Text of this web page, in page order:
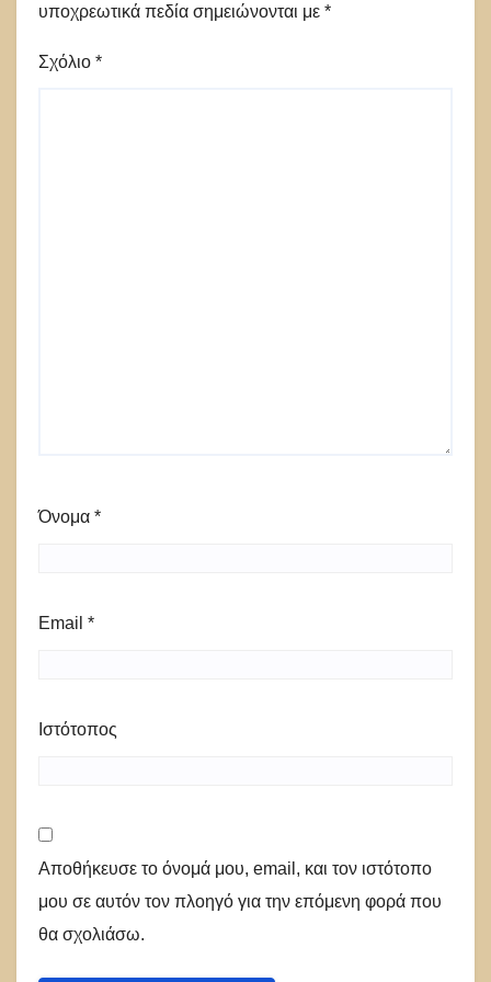
υποχρεωτικά πεδία σημειώνονται με *
Σχόλιο *
Όνομα *
Email *
Ιστότοπος
Αποθήκευσε το όνομά μου, email, και τον ιστότοπο
μου σε αυτόν τον πλοηγό για την επόμενη φορά που
θα σχολιάσω.